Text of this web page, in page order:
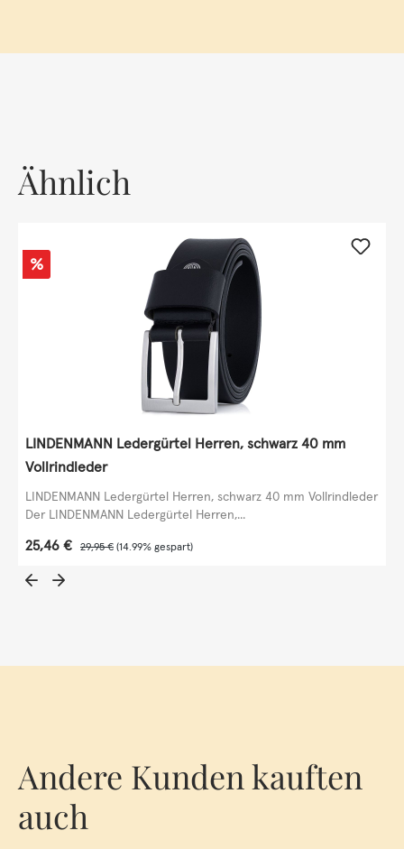
Ähnlich
Rabatt
%
LINDENMANN Ledergürtel Herren, schwarz 40 mm
Vollrindleder
LINDENMANN Ledergürtel Herren, schwarz 40 mm Vollrindleder
Der LINDENMANN Ledergürtel Herren,...
Verkaufspreis:
25,46 € Regulärer Preis:
29,95 € (14.99% gespart)
Andere Kunden kauften
auch